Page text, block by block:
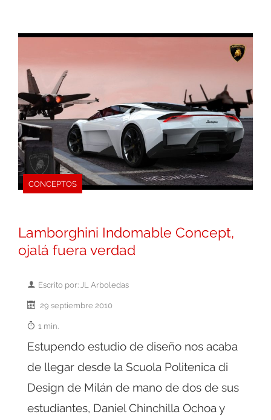
CONCEPTOS
Lamborghini Indomable Concept,
ojalá fuera verdad
Escrito por: JL Arboledas
29 septiembre 2010
1 min.
Estupendo estudio de diseño nos acaba
de llegar desde la Scuola Politenica di
Design de Milán de mano de dos de sus
estudiantes, Daniel Chinchilla Ochoa y